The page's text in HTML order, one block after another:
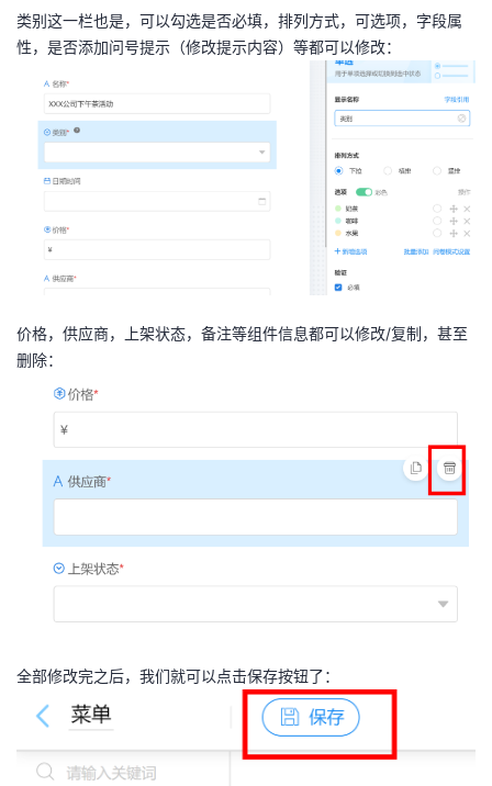
类别这一栏也是，可以勾选是否必填，排列方式，可选项，字段属
性，是否添加问号提示（修改提示内容）等都可以修改：
价格，供应商，上架状态，备注等组件信息都可以修改/复制，甚至
删除：
全部修改完之后，我们就可以点击保存按钮了：